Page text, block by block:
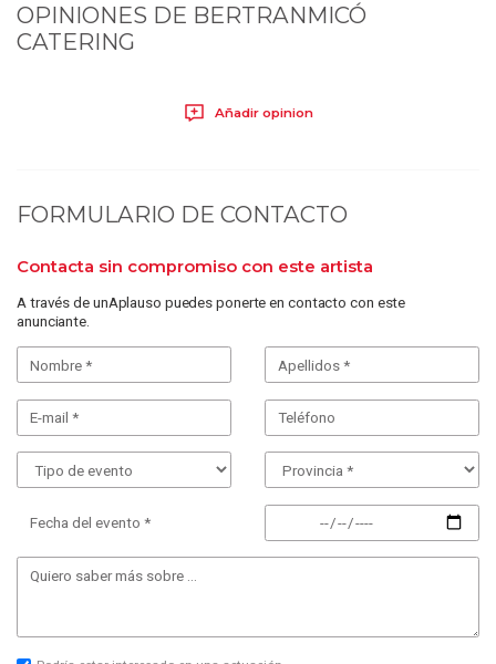
OPINIONES DE BERTRANMICÓ
CATERING
Añadir opinion
FORMULARIO DE CONTACTO
Contacta sin compromiso con este artista
A través de unAplauso puedes ponerte en contacto con este
anunciante.
Fecha del evento *